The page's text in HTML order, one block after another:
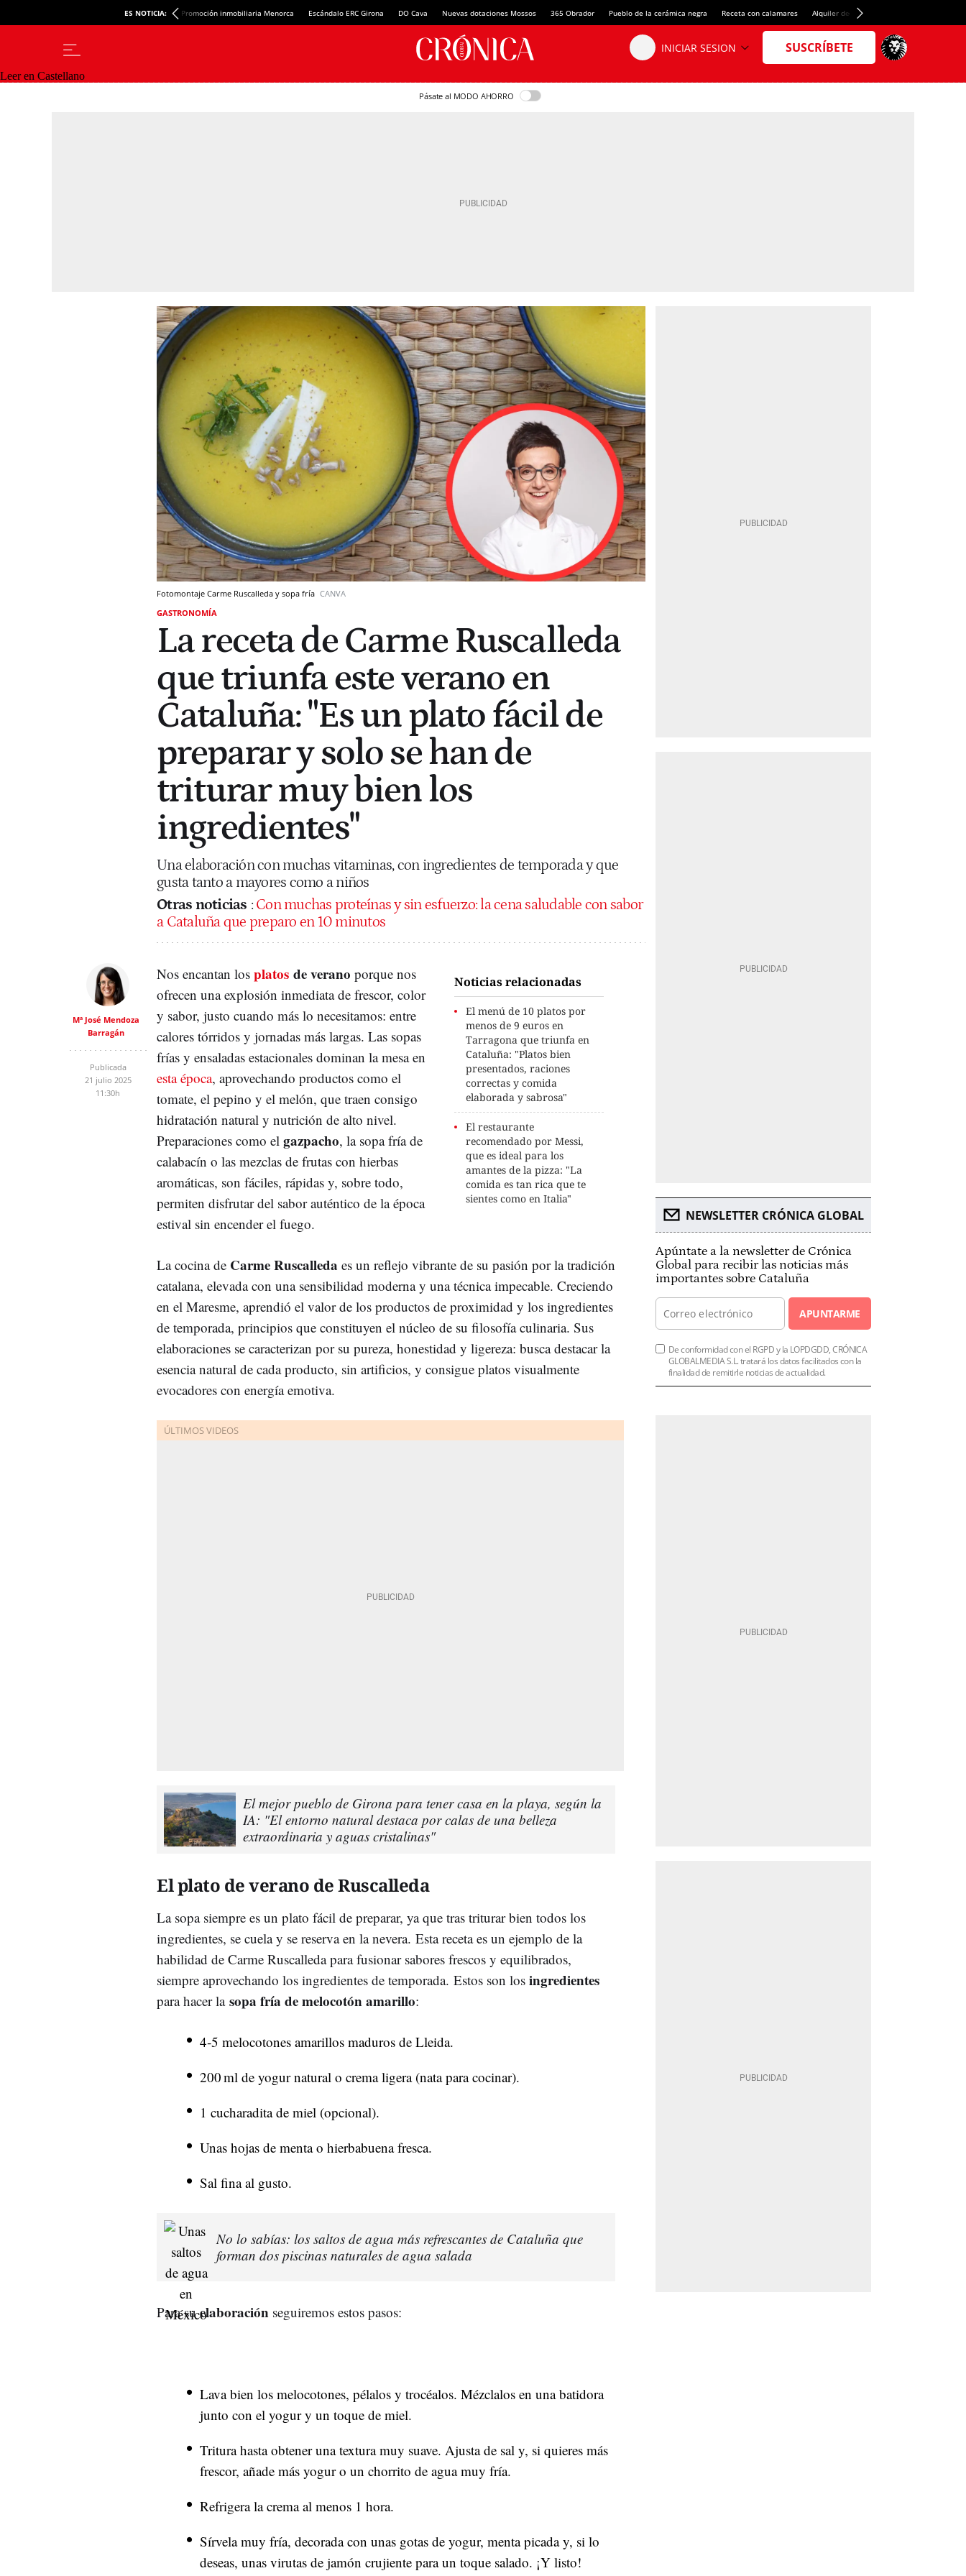
ES NOTICIA: Promoción inmobiliaria Menorca Escándalo ERC Girona DO Cava Nuevas dotaciones Mossos 365 Obrador Pueblo de la cerámica negra Receta con calamares Alquiler de habitaciones en España
Leer en Castellano
Pásate al MODO AHORRO
Fotomontaje Carme Ruscalleda y sopa fría CANVA
GASTRONOMÍA
La receta de Carme Ruscalleda
que triunfa este verano en
Cataluña: "Es un plato fácil de
preparar y solo se han de
triturar muy bien los
ingredientes"
Una elaboración con muchas vitaminas, con ingredientes de temporada y que
gusta tanto a mayores como a niños
Otras noticias : Con muchas proteínas y sin esfuerzo: la cena saludable con sabor
a Cataluña que preparo en 10 minutos
Mª José Mendoza
Barragán
Publicada
21 julio 2025
11:30h
Noticias relacionadas
El menú de 10 platos por
menos de 9 euros en
Tarragona que triunfa en
Cataluña: "Platos bien
presentados, raciones
correctas y comida
elaborada y sabrosa"
El restaurante
recomendado por Messi,
que es ideal para los
amantes de la pizza: "La
comida es tan rica que te
sientes como en Italia"
Nos encantan los platos de verano porque nos
ofrecen una explosión inmediata de frescor, color
y sabor, justo cuando más lo necesitamos: entre
calores tórridos y jornadas más largas. Las sopas
frías y ensaladas estacionales dominan la mesa en
esta época, aprovechando productos como el
tomate, el pepino y el melón, que traen consigo
hidratación natural y nutrición de alto nivel.
Preparaciones como el gazpacho, la sopa fría de
calabacín o las mezclas de frutas con hierbas
aromáticas, son fáciles, rápidas y, sobre todo,
permiten disfrutar del sabor auténtico de la época
estival sin encender el fuego.
La cocina de Carme Ruscalleda es un reflejo vibrante de su pasión por la tradición
catalana, elevada con una sensibilidad moderna y una técnica impecable. Creciendo
en el Maresme, aprendió el valor de los productos de proximidad y los ingredientes
de temporada, principios que constituyen el núcleo de su filosofía culinaria. Sus
elaboraciones se caracterizan por su pureza, honestidad y ligereza: busca destacar la
esencia natural de cada producto, sin artificios, y consigue platos visualmente
evocadores con energía emotiva.
El mejor pueblo de Girona para tener casa en la playa, según la
IA: "El entorno natural destaca por calas de una belleza
extraordinaria y aguas cristalinas"
El plato de verano de Ruscalleda
La sopa siempre es un plato fácil de preparar, ya que tras triturar bien todos los
ingredientes, se cuela y se reserva en la nevera. Esta receta es un ejemplo de la
habilidad de Carme Ruscalleda para fusionar sabores frescos y equilibrados,
siempre aprovechando los ingredientes de temporada. Estos son los ingredientes
para hacer la sopa fría de melocotón amarillo:
4‑5 melocotones amarillos maduros de Lleida.
200 ml de yogur natural o crema ligera (nata para cocinar).
1 cucharadita de miel (opcional).
Unas hojas de menta o hierbabuena fresca.
Sal fina al gusto.
No lo sabías: los saltos de agua más refrescantes de Cataluña que
forman dos piscinas naturales de agua salada
Para suelaboración seguiremos estos pasos:
Lava bien los melocotones, pélalos y trocéalos. Mézclalos en una batidora
junto con el yogur y un toque de miel.
Tritura hasta obtener una textura muy suave. Ajusta de sal y, si quieres más
frescor, añade más yogur o un chorrito de agua muy fría.
Refrigera la crema al menos 1 hora.
Sírvela muy fría, decorada con unas gotas de yogur, menta picada y, si lo
deseas, unas virutas de jamón crujiente para un toque salado. ¡Y listo!
NEWSLETTER CRÓNICA GLOBAL
Apúntate a la newsletter de Crónica
Global para recibir las noticias más
importantes sobre Cataluña
APUNTARME
De conformidad con el RGPD y la LOPDGDD, CRÓNICA
GLOBALMEDIA S.L. tratará los datos facilitados con la
finalidad de remitirle noticias de actualidad.